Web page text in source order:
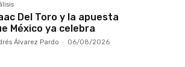
Del Toro y la apuesta
México ya celebra
Álvarez Pardo - 06/08/2026